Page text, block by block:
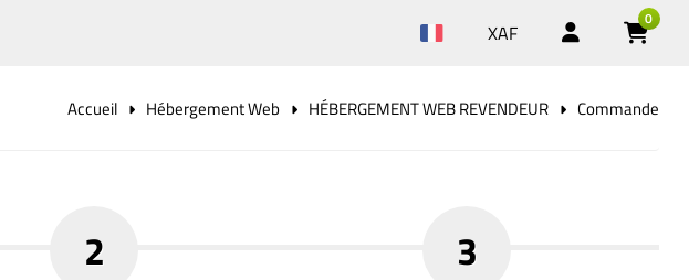
XAF
0
Accueil Hébergement Web HÉBERGEMENT WEB REVENDEUR Commande
2 3